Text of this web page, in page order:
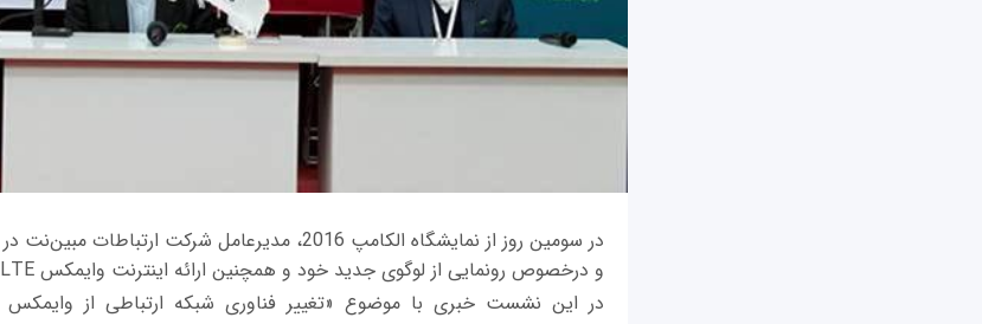
در سومین روز از نمایشگاه الکامپ 2016، مدیرعامل شرکت
و درخصوص رونمایی از لوگوی جدید خود و همچنین ارائه اینترنت وایمکس TD-LTE خبر داد.